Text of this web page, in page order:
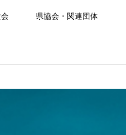
県協会・関連団体